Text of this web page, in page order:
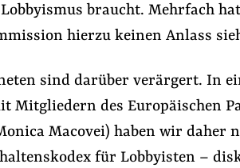
braucht. Mehrfach
hierzu keinen Anlass
sind darüber verärgert. In
Mitgliedern des Europäischen
Macovei) haben wir daher
für Lobbyisten –